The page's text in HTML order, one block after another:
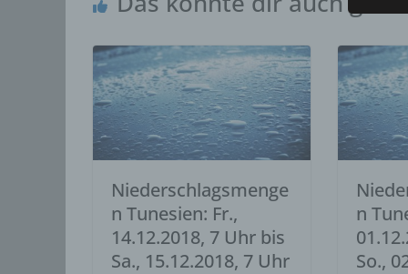
Niederschlagsmenge
n Tunesien: Fr.,
14.12.2018, 7 Uhr bis
Sa., 15.12.2018, 7 Uhr
n
So.,
eine
d)
e)